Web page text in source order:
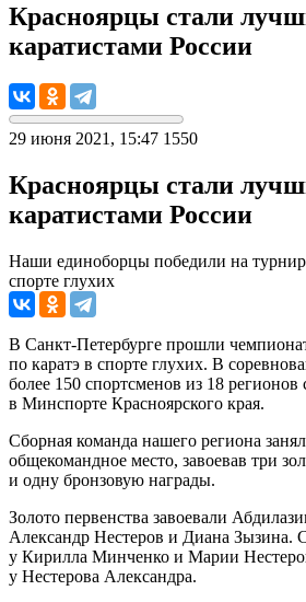
Красноярцы стали
каратистами России
29 июня 2021, 15:47 1550
Красноярцы стали
каратистами России
Наши единоборцы победили на
спорте глухих
В Санкт-Петербурге прошли
по каратэ в спорте глухих. В
более 150 спортсменов из 18
в Минспорте Красноярского края.
Сборная команда нашего региона
общекомандное место, завоевав три
и одну бронзовую награды.
Золото первенства завоевали
Александр Нестеров и Диана Зызина.
у Кирилла Минченко и Марии
у Нестерова Александра.